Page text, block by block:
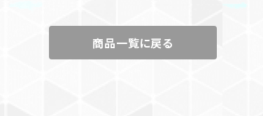
商品一覧に戻る